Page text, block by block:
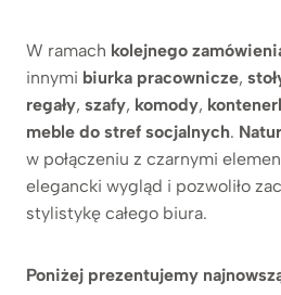
W ramach kolejnego
innymi biurka pracownicze,
regały, szafy, komody,
meble do stref socjalnych.
w połączeniu z czarnymi
elegancki wygląd i pozwoliło
stylistykę całego biura.
Poniżej prezentujemy